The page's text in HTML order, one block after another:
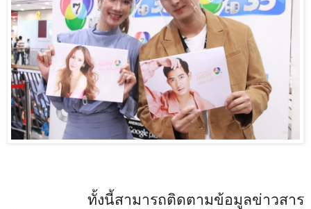
ทั้งนี้สามารถติดตามข้อมูลข่าวสาร